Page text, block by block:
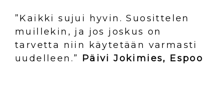
”Kaikki sujui hyvin. Suosittelen
muillekin, ja jos joskus on
tarvetta niin käytetään varmasti
uudelleen.” Päivi Jokimies, Espoo